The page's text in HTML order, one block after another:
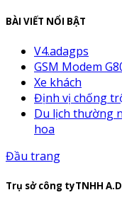
BÀI VIẾT NỔI BẬT
V4.adagps
GSM Modem
Xe khách
Định vị chống
Du lịch thường
hoa
Đầu trang
Trụ sở công tyTNHH